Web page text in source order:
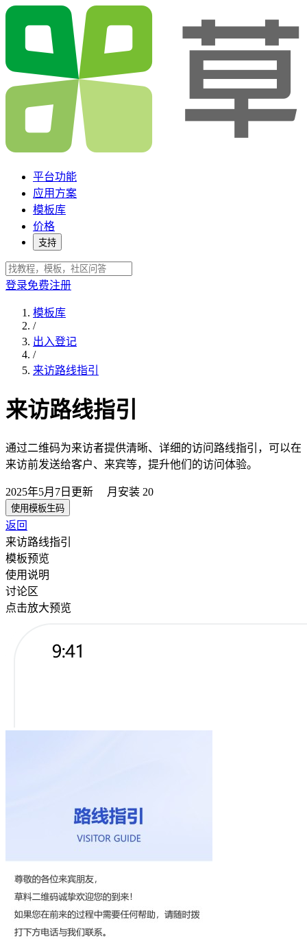
平台功能
应用方案
模板库
价格
支持
登录免费注册
模板库
/
出入登记
/
来访路线指引
来访路线指引
通过二维码为来访者提供清晰、详细的访问路线指引，可以在
来访前发送给客户、来宾等，提升他们的访问体验。
2025年5月7日 更新 月安装 20
使用模板生码
返回
来访路线指引
模板预览
使用说明
讨论区
点击放大预览